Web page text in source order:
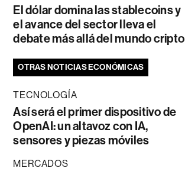
El dólar domina las stablecoins y
el avance del sector lleva el
debate más allá del mundo cripto
OTRAS NOTICIAS ECONÓMICAS
TECNOLOGÍA
Así será el primer dispositivo de
OpenAI: un altavoz con IA,
sensores y piezas móviles
MERCADOS